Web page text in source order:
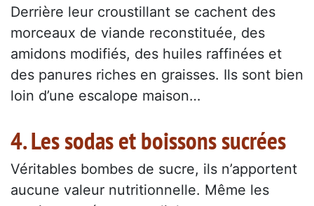
Derrière leur croustillant se cachent des
morceaux de viande reconstituée, des
amidons modifiés, des huiles raffinées et
des panures riches en graisses. Ils sont bien
loin d’une escalope maison…
4. Les sodas et boissons sucrées
Véritables bombes de sucre, ils n’apportent
aucune valeur nutritionnelle. Même les